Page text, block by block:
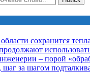
сохранится
– порой
шаг за шагом